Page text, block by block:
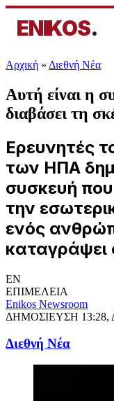
ENIKOS.
Αρχική » Διεθνή Νέα
Αυτή είναι η
διαβάσει τη
Ερευνητές
των ΗΠΑ
συσκευή
την
ενός
καταγράψει
EN
ΕΠΙΜΕΛΕΙΑ
Enikos Newsroom
ΔΗΜΟΣΙΕΥΣΗ 13:28,
Διεθνή Νέα